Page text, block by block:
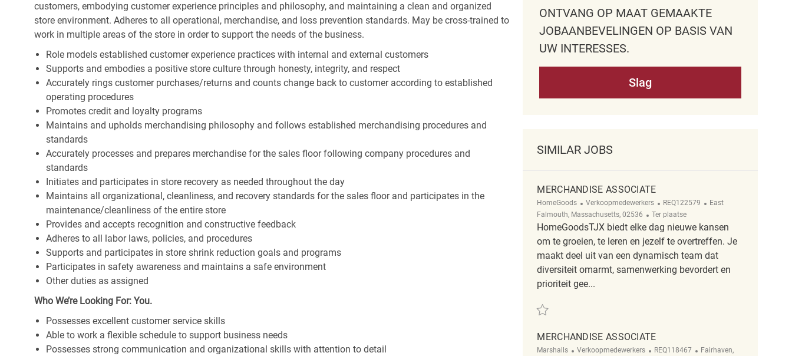
customers, embodying customer experience principles and philosophy, and maintaining a clean and organized
store environment. Adheres to all operational, merchandise, and loss prevention standards. May be cross-trained to
work in multiple areas of the store in order to support the needs of the business.
Role models established customer experience practices with internal and external customers
Supports and embodies a positive store culture through honesty, integrity, and respect
Accurately rings customer purchases/returns and counts change back to customer according to established
operating procedures
Promotes credit and loyalty programs
Maintains and upholds merchandising philosophy and follows established merchandising procedures and
standards
Accurately processes and prepares merchandise for the sales floor following company procedures and
standards
Initiates and participates in store recovery as needed throughout the day
Maintains all organizational, cleanliness, and recovery standards for the sales floor and participates in the
maintenance/cleanliness of the entire store
Provides and accepts recognition and constructive feedback
Adheres to all labor laws, policies, and procedures
Supports and participates in store shrink reduction goals and programs
Participates in safety awareness and maintains a safe environment
Other duties as assigned
Who We’re Looking For: You.
Possesses excellent customer service skills
Able to work a flexible schedule to support business needs
Possesses strong communication and organizational skills with attention to detail
ONTVANG OP MAAT GEMAAKTE
JOBAANBEVELINGEN OP BASIS VAN
UW INTERESSES.
Slag
SIMILAR JOBS
MERCHANDISE ASSOCIATE
HomeGoods Categorie
Verkoopmedewerkers ReqId
REQ122579 Plaats
East
Falmouth, Massachusetts, 02536
Afgelegen
Ter plaatse
HomeGoodsTJX biedt elke dag nieuwe kansen
om te groeien, te leren en jezelf te overtreffen. Je
maakt deel uit van een dynamisch team dat
diversiteit omarmt, samenwerking bevordert en
prioriteit gee...
Redden Merchandise Associate REQ122579
MERCHANDISE ASSOCIATE
Marshalls Categorie
Verkoopmedewerkers ReqId
REQ118467 Plaats
Fairhaven,